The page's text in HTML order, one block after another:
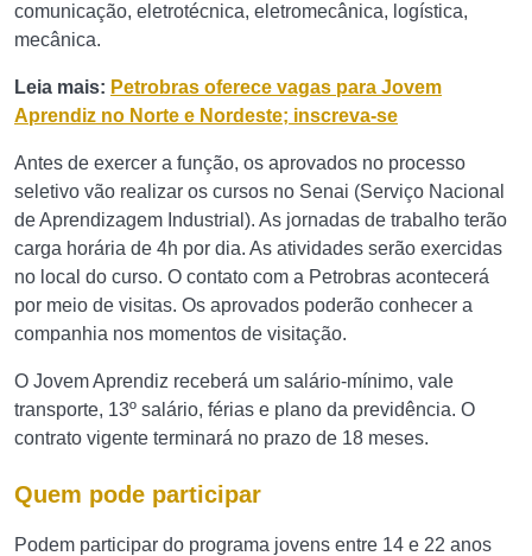
comunicação, eletrotécnica, eletromecânica, logística,
mecânica.
Leia mais: Petrobras oferece vagas para Jovem
Aprendiz no Norte e Nordeste; inscreva-se
Antes de exercer a função, os aprovados no processo
seletivo vão realizar os cursos no Senai (Serviço Nacional
de Aprendizagem Industrial). As jornadas de trabalho terão
carga horária de 4h por dia. As atividades serão exercidas
no local do curso. O contato com a Petrobras acontecerá
por meio de visitas. Os aprovados poderão conhecer a
companhia nos momentos de visitação.
O Jovem Aprendiz receberá um salário-mínimo, vale
transporte, 13º salário, férias e plano da previdência. O
contrato vigente terminará no prazo de 18 meses.
Quem pode participar
Podem participar do programa jovens entre 14 e 22 anos